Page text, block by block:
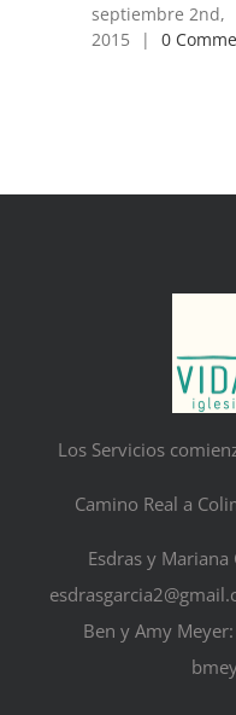
septiembre 2nd,
2015
| 0
Los Servicios
Camino Real a
Esdras y
Ben y Amy